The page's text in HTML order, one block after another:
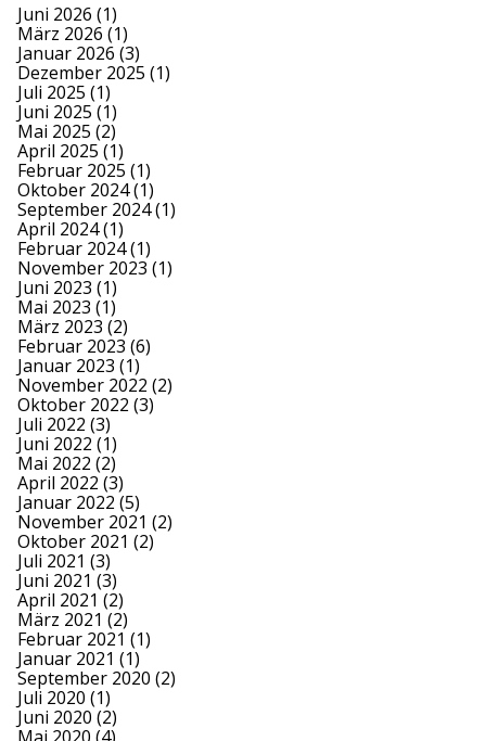
Juni 2026 (1)
März 2026 (1)
Januar 2026 (3)
Dezember 2025 (1)
Juli 2025 (1)
Juni 2025 (1)
Mai 2025 (2)
April 2025 (1)
Februar 2025 (1)
Oktober 2024(1)
September 2024(1)
April 2024(1)
Februar 2024(1)
November 2023 (1)
Juni 2023 (1)
Mai 2023 (1)
März 2023 (2)
Februar 2023 (6)
Januar 2023 (1)
November 2022 (2)
Oktober 2022 (3)
Juli 2022 (3)
Juni 2022 (1)
Mai 2022 (2)
April 2022 (3)
Januar 2022 (5)
November 2021 (2)
Oktober 2021 (2)
Juli 2021 (3)
Juni 2021 (3)
April 2021 (2)
März 2021 (2)
Februar 2021 (1)
Januar 2021 (1)
September 2020 (2)
Juli 2020 (1)
Juni 2020 (2)